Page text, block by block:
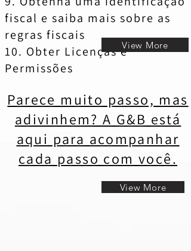
fiscal e saiba mais sobre as
regras fiscais
10. Obter Licenças e
Permissões
Parece muito passo, mas
adivinhem? A G&B está
aqui para acompanhar
cada passo com você.
View More
View More